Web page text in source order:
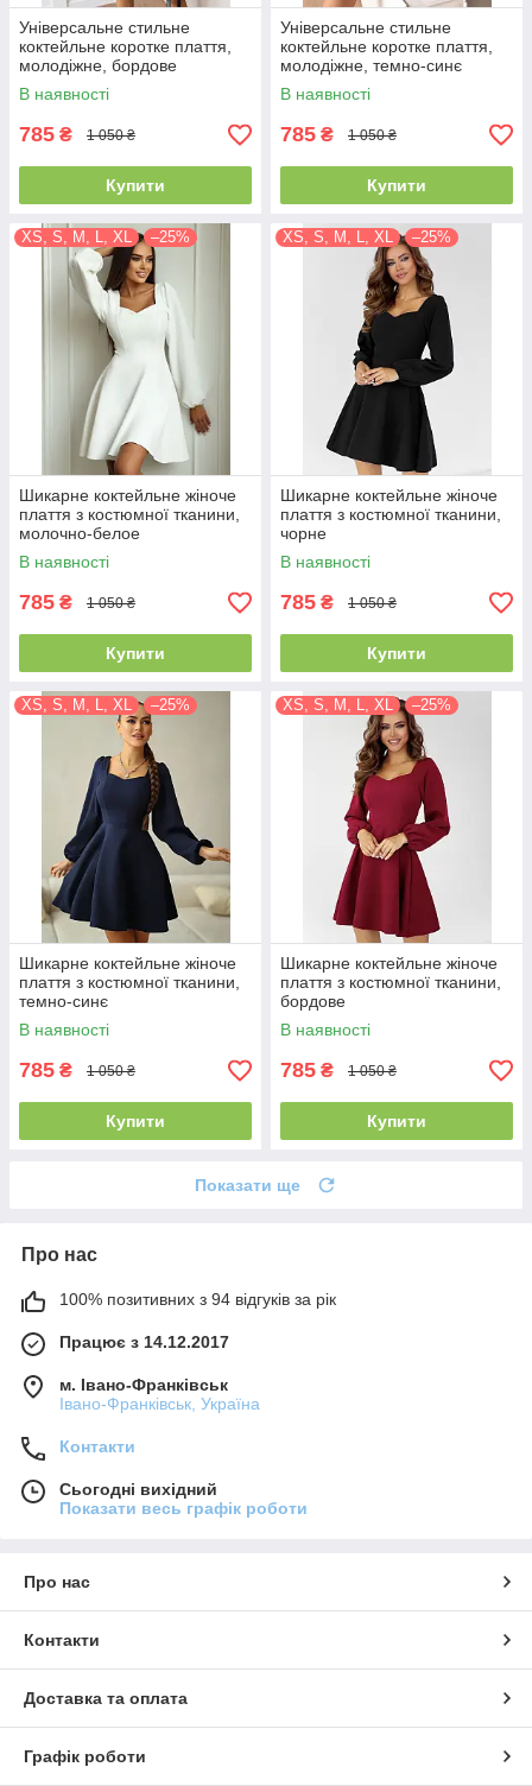
Універсальне стильне
коктейльне коротке плаття,
молодіжне, бордове
В наявності
785 ₴ 1 050 ₴
Купити
Універсальне стильне
коктейльне коротке плаття,
молодіжне, темно-синє
В наявності
785 ₴ 1 050 ₴
Купити
XS, S, M, L, XL –25%
Шикарне коктейльне жіноче
плаття з костюмної тканини,
молочно-белое
В наявності
785 ₴ 1 050 ₴
Купити
XS, S, M, L, XL –25%
Шикарне коктейльне жіноче
плаття з костюмної тканини,
чорне
В наявності
785 ₴ 1 050 ₴
Купити
XS, S, M, L, XL –25%
Шикарне коктейльне жіноче
плаття з костюмної тканини,
темно-синє
В наявності
785 ₴ 1 050 ₴
Купити
XS, S, M, L, XL –25%
Шикарне коктейльне жіноче
плаття з костюмної тканини,
бордове
В наявності
785 ₴ 1 050 ₴
Купити
Показати ще
Про нас
100% позитивних з 94 відгуків за рік
Працює з 14.12.2017
м. Івано-Франківськ
Івано-Франківськ, Україна
Контакти
Сьогодні вихідний
Показати весь графік роботи
Про нас
Контакти
Доставка та оплата
Графік роботи